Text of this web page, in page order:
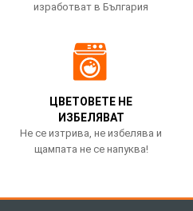
изработват в България
ЦВЕТОВЕТЕ НЕ
ИЗБЕЛЯВАТ
Не се изтрива, не избелява и
щампата не се напуква!